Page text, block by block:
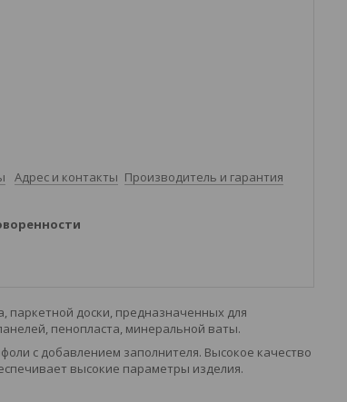
Адрес и контакты Производитель и гарантия
паркетной доски, предназначенных для
пенопласта, минеральной ваты.
с добавлением заполнителя. Высокое качество
высокие параметры изделия.